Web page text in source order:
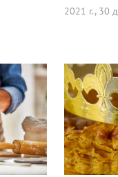
2021 г., 30